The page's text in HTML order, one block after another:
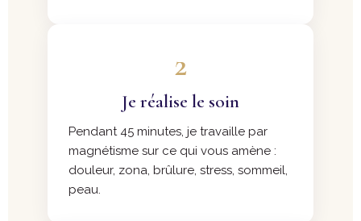
2
Je réalise le soin
Pendant 45 minutes, je travaille par
magnétisme sur ce qui vous amène :
douleur, zona, brûlure, stress, sommeil,
peau.